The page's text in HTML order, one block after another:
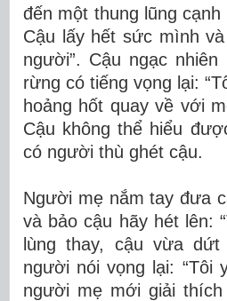
đến một thung lũng
Cậu lấy hết sức mình
người”. Cậu ngạc
rừng có tiếng vọng lại:
hoảng hốt quay về với
Cậu không thể hiểu
có người thù ghét cậu.
Người mẹ nắm tay đưa
và bảo cậu hãy hét lên:
lùng thay, cậu vừa
người nói vọng lại: “Tôi
người mẹ mới giải